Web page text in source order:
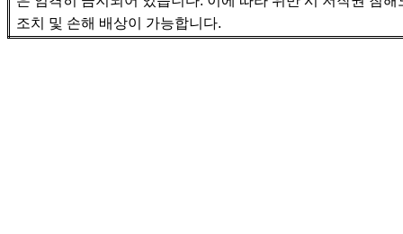
조치 및 손해 배상이 가능합니다.